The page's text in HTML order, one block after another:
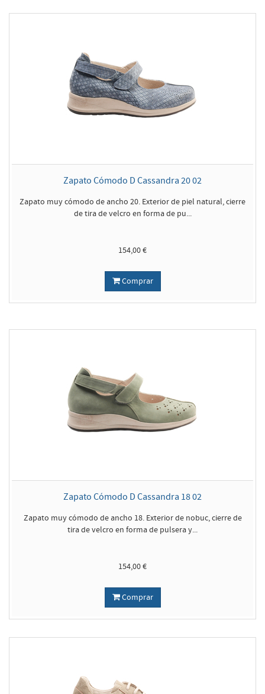
Zapato Cómodo D Cassandra 20 02
Zapato muy cómodo de ancho 20. Exterior de piel natural, cierre
de tira de velcro en forma de pu...
154,00 €
Comprar
Zapato Cómodo D Cassandra 18 02
Zapato muy cómodo de ancho 18. Exterior de nobuc, cierre de
tira de velcro en forma de pulsera y...
154,00 €
Comprar